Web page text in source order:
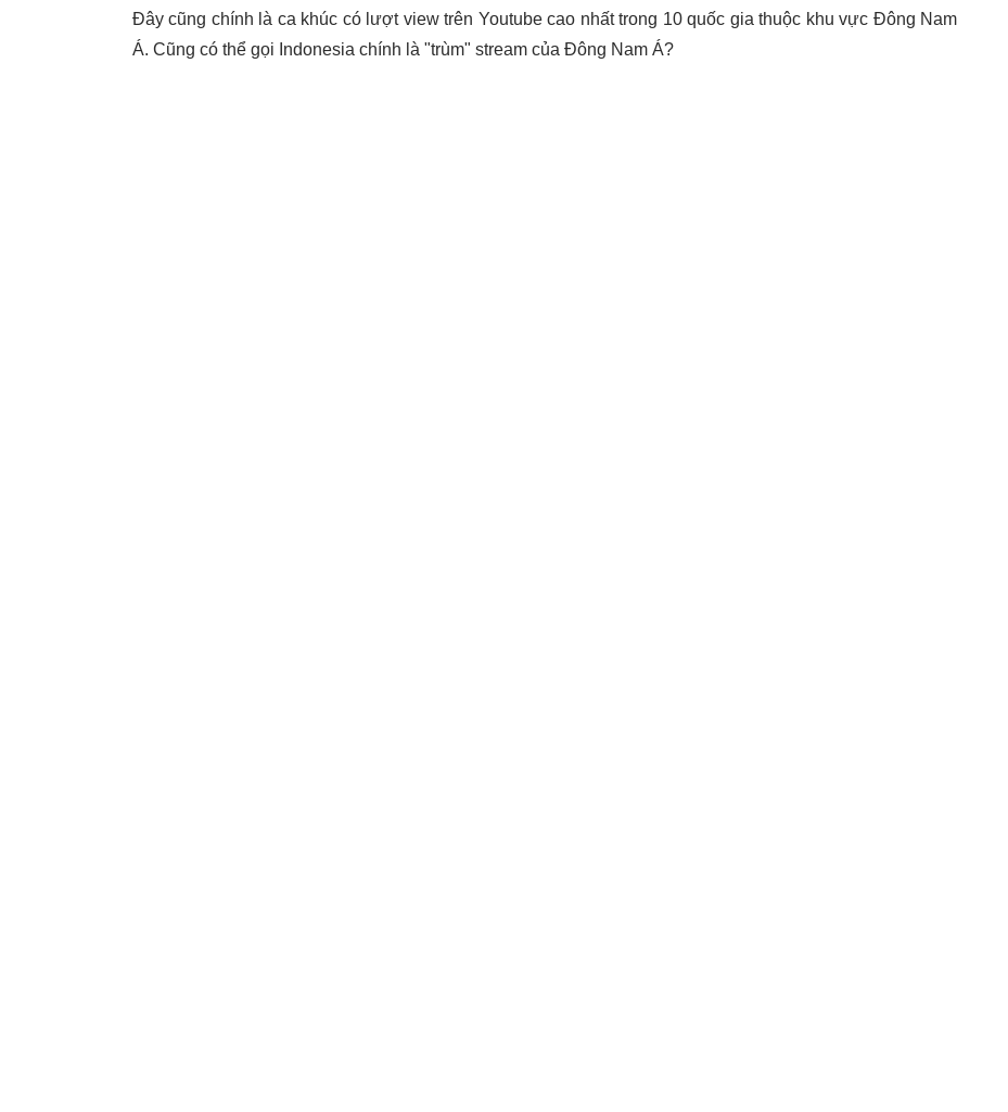
Đây cũng chính là ca khúc có lượt view trên Youtube cao nhất trong 10 quốc gia thuộc khu vực Đông Nam
Á. Cũng có thể gọi Indonesia chính là "trùm" stream của Đông Nam Á?